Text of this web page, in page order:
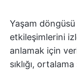
Yaşam döngüsü
etkileşimlerini
anlamak için
sıklığı,